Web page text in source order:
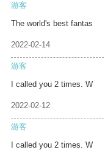
游客
The world's best fantas
2022-02-14
游客
I called you 2 times. W
2022-02-12
游客
I called you 2 times. W